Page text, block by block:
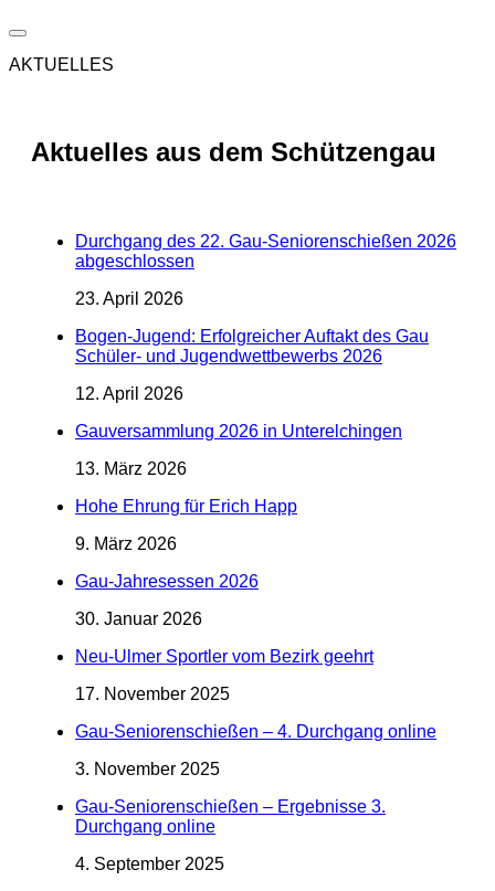
AKTUELLES
Aktuelles aus dem Schützengau
Durchgang des 22. Gau-Seniorenschießen 2026
abgeschlossen
23. April 2026
Bogen-Jugend: Erfolgreicher Auftakt des Gau
Schüler- und Jugendwettbewerbs 2026
12. April 2026
Gauversammlung 2026 in Unterelchingen
13. März 2026
Hohe Ehrung für Erich Happ
9. März 2026
Gau-Jahresessen 2026
30. Januar 2026
Neu-Ulmer Sportler vom Bezirk geehrt
17. November 2025
Gau-Seniorenschießen – 4. Durchgang online
3. November 2025
Gau-Seniorenschießen – Ergebnisse 3.
Durchgang online
4. September 2025